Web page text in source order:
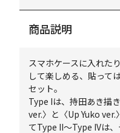
商品説明
スマホケースに入れた
して楽しめる、貼って
セット。
Type Iは、持田あき描
ver.〉と〈Up Yuko
てType II～Type IVは